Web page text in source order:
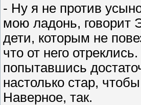
- Ну я не против
мою ладонь, говорит
дети, которым не
что от него
попытавшись
настолько стар,
Наверное, так.